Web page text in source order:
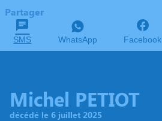
Partager
SMS WhatsApp Facebook
Michel PETIOT
décédé le 6 juillet 2025